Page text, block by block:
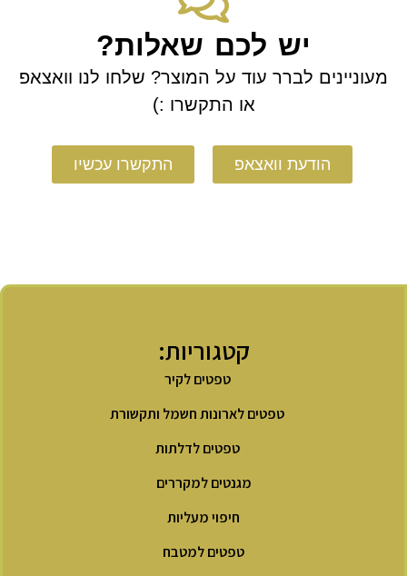
יש לכם שאלות?
מעוניינים לברר עוד על המוצר? שלחו לנו וואצאפ
או התקשרו :)
הודעת וואצאפ התקשרו עכשיו
קטגוריות:
טפטים לקיר
טפטים לארונות חשמל ותקשורת
טפטים לדלתות
מגנטים למקררים
חיפוי מעליות
טפטים למטבח